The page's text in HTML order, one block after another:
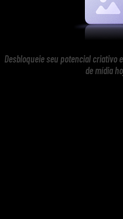
Desbloqueie seu potencial criativo
de mídia